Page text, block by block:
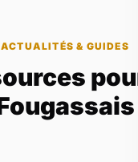
ACTUALITÉS & GUIDES